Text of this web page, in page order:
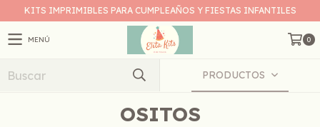
KITS IMPRIMIBLES PARA CUMPLEAÑOS Y FIESTAS INFANTILES
MENÚ 0
PRODUCTOS
OSITOS